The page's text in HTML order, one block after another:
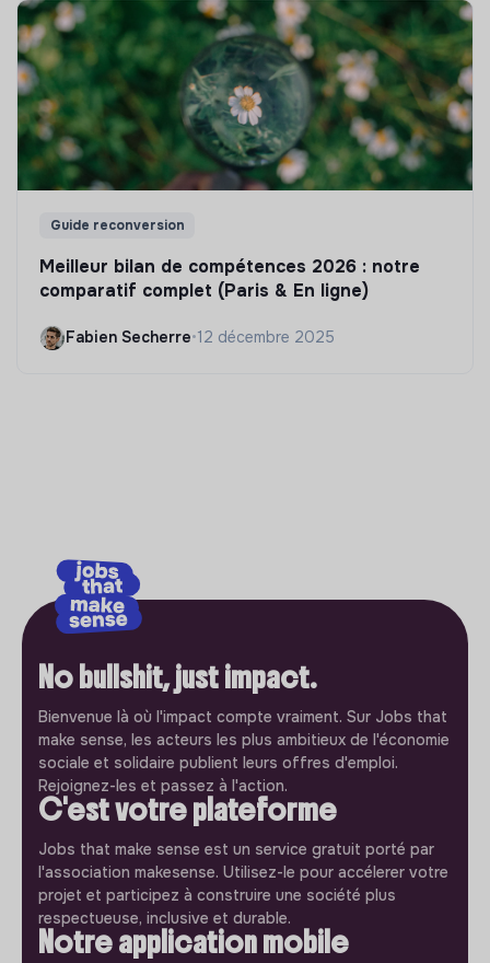
Guide reconversion
Meilleur bilan de compétences 2026 : notre
comparatif complet (Paris & En ligne)
Fabien Secherre•12 décembre 2025
No bullshit, just impact.
Bienvenue là où l'impact compte vraiment. Sur Jobs that
make sense, les acteurs les plus ambitieux de l'économie
sociale et solidaire publient leurs offres d'emploi.
Rejoignez-les et passez à l'action.
C'est votre plateforme
Jobs that make sense est un service gratuit porté par
l'association makesense. Utilisez-le pour accélerer votre
projet et participez à construire une société plus
respectueuse, inclusive et durable.
Notre application mobile